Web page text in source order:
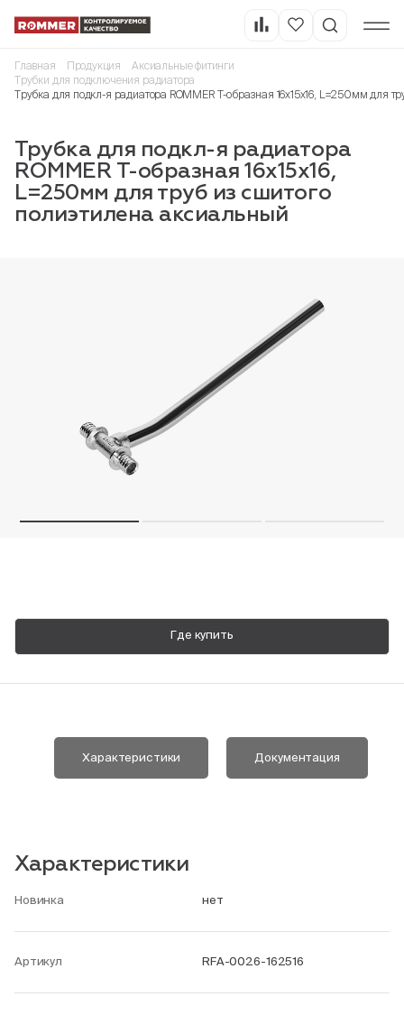
Главная Продукция
Аксиальные фитинги
Трубки для подключения радиатора
Трубка для подкл-я радиатора ROMMER Т-образная 16х15х16, L=250мм для
Трубка для подкл-я радиатора
ROMMER Т-образная 16х15х16,
L=250мм для труб из сшитого
полиэтилена аксиальный
Где купить
Характеристики Документация
Характеристики
Новинка нет
Артикул RFA-0026-162516